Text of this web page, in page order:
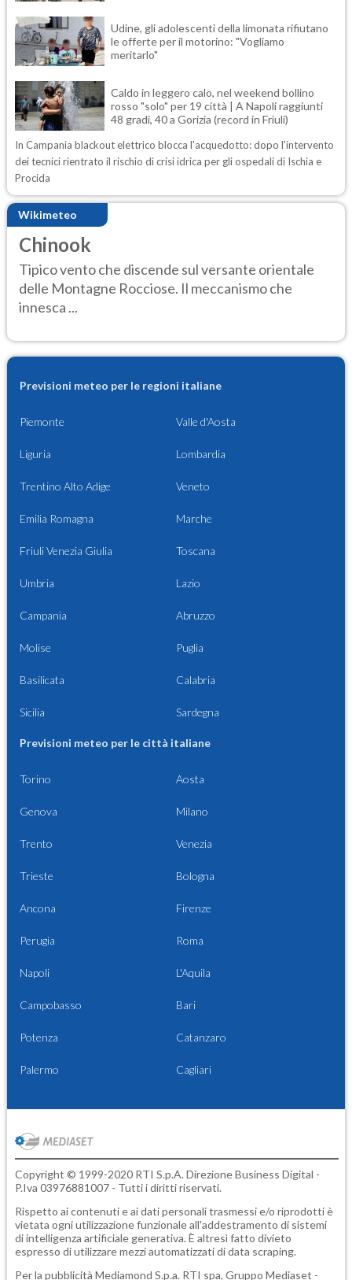
Udine, gli adolescenti della limonata rifiutano
le offerte per il motorino: "Vogliamo
meritarlo"
Caldo in leggero calo, nel weekend bollino
rosso "solo" per 19 città | A Napoli raggiunti
48 gradi, 40 a Gorizia (record in Friuli)
In Campania blackout elettrico blocca l'acquedotto: dopo l'intervento
dei tecnici rientrato il rischio di crisi idrica per gli ospedali di Ischia e
Procida
Wikimeteo
Chinook
Tipico vento che discende sul versante orientale
delle Montagne Rocciose. Il meccanismo che
innesca ...
Previsioni meteo per le regioni italiane
Piemonte Valle d'Aosta
Liguria Lombardia
Trentino Alto Adige Veneto
Emilia Romagna Marche
Friuli Venezia Giulia Toscana
Umbria Lazio
Campania Abruzzo
Molise Puglia
Basilicata Calabria
Sicilia Sardegna
Previsioni meteo per le città italiane
Torino Aosta
Genova Milano
Trento Venezia
Trieste Bologna
Ancona Firenze
Perugia Roma
Napoli L'Aquila
Campobasso Bari
Potenza Catanzaro
Palermo Cagliari
Copyright © 1999-2020 RTI S.p.A. Direzione Business Digital -
P.Iva 03976881007 - Tutti i diritti riservati.
Rispetto ai contenuti e ai dati personali trasmessi e/o riprodotti è
vietata ogni utilizzazione funzionale all'addestramento di sistemi
di intelligenza artificiale generativa. È altresì fatto divieto
espresso di utilizzare mezzi automatizzati di data scraping.
Per la pubblicità Mediamond S.p.a. RTI spa, Gruppo Mediaset -